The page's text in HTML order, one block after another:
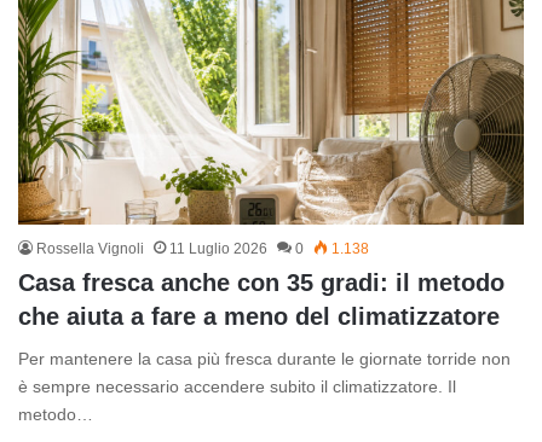
Rossella Vignoli 11 Luglio 2026 0 1.138
Casa fresca anche con 35 gradi: il metodo
che aiuta a fare a meno del climatizzatore
Per mantenere la casa più fresca durante le giornate torride non
è sempre necessario accendere subito il climatizzatore. Il
metodo…